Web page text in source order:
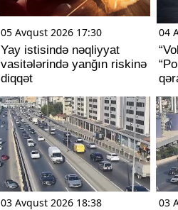
05 Avqust 2026 17:30
Yay istisində nəqliyyat
vasitələrində yanğın riskinə
diqqət
04
03 Avqust 2026 18:38
03